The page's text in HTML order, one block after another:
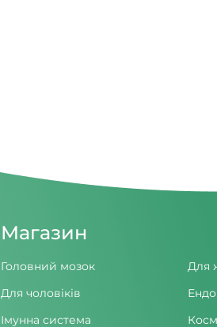
Магазин
Головний мозок Для
Для чоловіків
Імунна система